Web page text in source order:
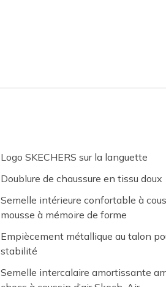
Logo SKECHERS sur la languette
Doublure de chaussure en tissu doux
Semelle intérieure confortable à
mousse à mémoire de forme
Empiècement métallique au talon
stabilité
Semelle intercalaire amortissante